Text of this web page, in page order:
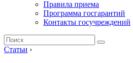
Правила приема
Программа госгарантий
Контакты госучреждений
Статьи ›